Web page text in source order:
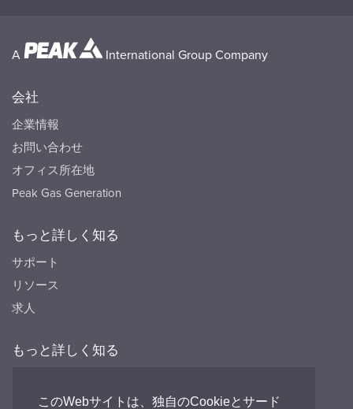
このWebサイトは、独自のCookieとサード
A International Group Company
会社
企業情報
お問い合わせ
オフィス所在地
Peak Gas Generation
もっと詳しく知る
サポート
リソース
求人
もっと詳しく知る